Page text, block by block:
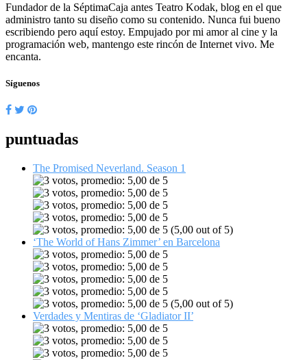
Fundador de la SéptimaCaja antes Teatro Kodak, blog en el que
administro tanto su diseño como su contenido. Nunca fui bueno
escribiendo pero aquí estoy. Empujado por mi amor al cine y la
programación web, mantengo este rincón de Internet vivo. Me
encanta.
Síguenos
puntuadas
The Promised Neverland. Season 1
(5,00 out of 5)
‘The World of Hans Zimmer’ en Barcelona
(5,00 out of 5)
Verdades y Mentiras de ‘Gladiator II’